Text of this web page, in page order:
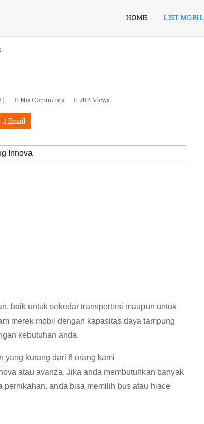
HOME LIST MOBIL
) No Comments 784 Views
Email
baik untuk sekedar transportasi maupun untuk
merek mobil dengan kapasitas daya tampung
kebutuhan anda.
yang kurang dari 6 orang kami
atau avanza. Jika anda membutuhkan banyak
anda bisa memilih bus atau hiace